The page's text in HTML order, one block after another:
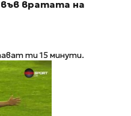
вратата на
ти 15 минути.